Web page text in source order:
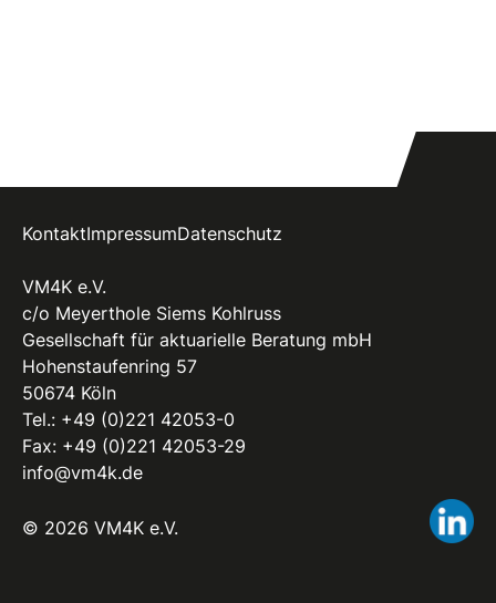
KontaktImpressumDatenschutz
VM4K e.V.
c/o Meyerthole Siems Kohlruss
Gesellschaft für aktuarielle Beratung mbH
Hohenstaufenring 57
50674 Köln
Tel.: +49 (0)221 42053-0
Fax: +49 (0)221 42053-29
info@vm4k.de
© 2026 VM4K e.V.